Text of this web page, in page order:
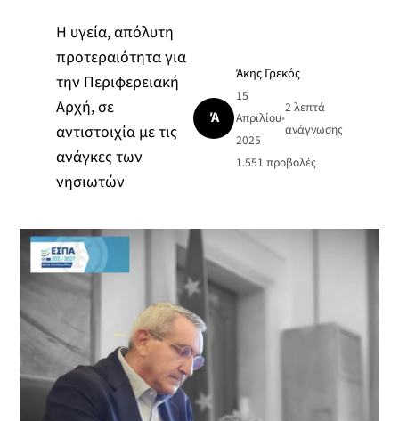
Η υγεία, απόλυτη
προτεραιότητα για
την Περιφερειακή
Αρχή, σε
αντιστοιχία με τις
ανάγκες των
νησιωτών
Ά
Άκης Γρεκός
15
Απριλίου
2025
•
2 λεπτά
ανάγνωσης
1.551 προβολές